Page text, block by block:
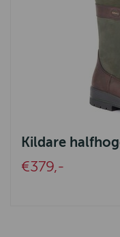
Kildare
€379,-